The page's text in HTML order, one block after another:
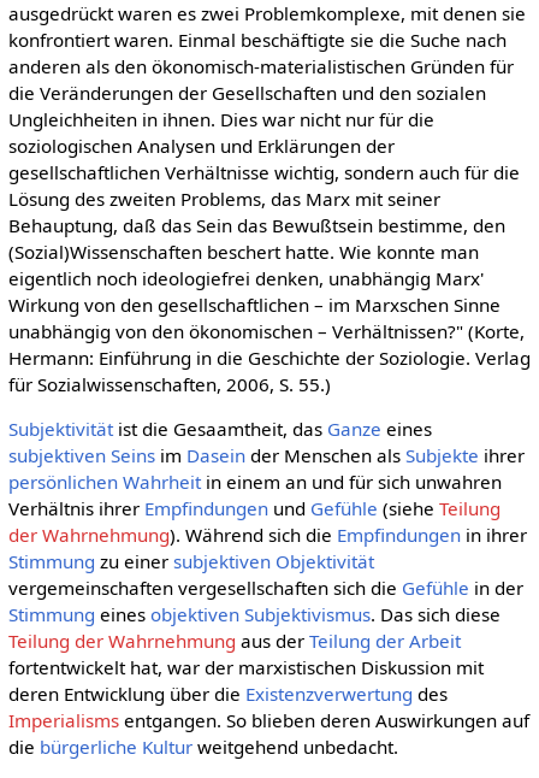
ausgedrückt waren es zwei Problemkomplexe, mit denen sie
konfrontiert waren. Einmal beschäftigte sie die Suche nach
anderen als den ökonomisch-materialistischen Gründen für
die Veränderungen der Gesellschaften und den sozialen
Ungleichheiten in ihnen. Dies war nicht nur für die
soziologischen Analysen und Erklärungen der
gesellschaftlichen Verhältnisse wichtig, sondern auch für die
Lösung des zweiten Problems, das Marx mit seiner
Behauptung, daß das Sein das Bewußtsein bestimme, den
(Sozial)Wissenschaften beschert hatte. Wie konnte man
eigentlich noch ideologiefrei denken, unabhängig Marx'
Wirkung von den gesellschaftlichen – im Marxschen Sinne
unabhängig von den ökonomischen – Verhältnissen?" (Korte,
Hermann: Einführung in die Geschichte der Soziologie. Verlag
für Sozialwissenschaften, 2006, S. 55.)
Subjektivitätist die Gesaamtheit, das Ganze eines
subjektiven Seinsim Daseinder Menschen als Subjekte ihrer
persönlichen Wahrheitin einem an und für sich unwahren
Verhältnis ihrer Empfindungenund Gefühle (siehe Teilung
der Wahrnehmung). Während sich die Empfindungenin ihrer
Stimmung zu einer subjektiven Objektivität
vergemeinschaften vergesellschaften sich die Gefühle in der
Stimmung eines objektiven Subjektivismus. Das sich diese
Teilung der Wahrnehmung aus der Teilung der Arbeit
fortentwickelt hat, war der marxistischen Diskussion mit
deren Entwicklung über die Existenzverwertung des
Imperialismsentgangen. So blieben deren Auswirkungen auf
die bürgerliche Kulturweitgehend unbedacht.